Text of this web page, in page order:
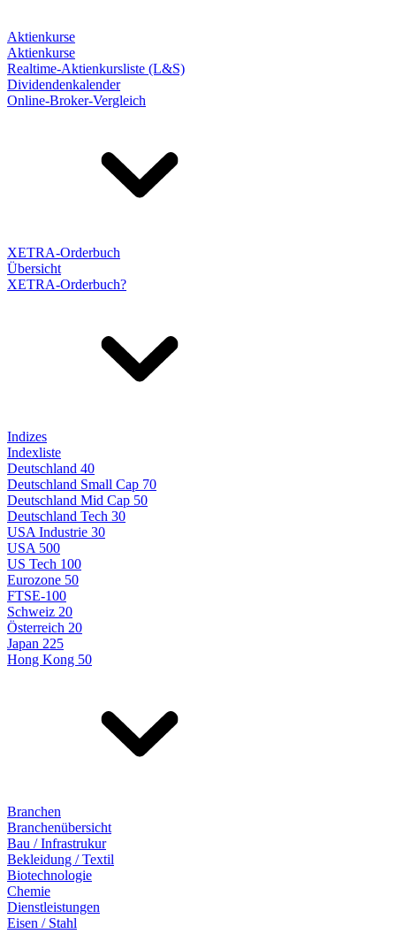
Aktienkurse
Aktienkurse
Realtime-Aktienkursliste (L&S)
Dividendenkalender
Online-Broker-Vergleich
XETRA-Orderbuch
Übersicht
XETRA-Orderbuch?
Indizes
Indexliste
Deutschland 40
Deutschland Small Cap 70
Deutschland Mid Cap 50
Deutschland Tech 30
USA Industrie 30
USA 500
US Tech 100
Eurozone 50
FTSE-100
Schweiz 20
Österreich 20
Japan 225
Hong Kong 50
Branchen
Branchenübersicht
Bau / Infrastrukur
Bekleidung / Textil
Biotechnologie
Chemie
Dienstleistungen
Eisen / Stahl